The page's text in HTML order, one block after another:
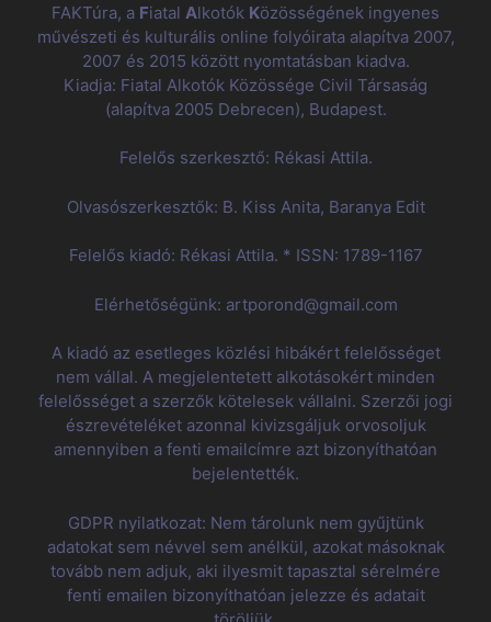
FAKTúra, a Fiatal Alkotók Közösségének ingyenes
művészeti és kulturális online folyóirata alapítva 2007,
2007 és 2015 között nyomtatásban kiadva.
Kiadja: Fiatal Alkotók Közössége Civil Társaság
(alapítva 2005 Debrecen), Budapest.
Felelős szerkesztő: Rékasi Attila.
Olvasószerkesztők: B. Kiss Anita, Baranya Edit
Felelős kiadó: Rékasi Attila. * ISSN: 1789-1167
Elérhetőségünk: artporond@gmail.com
A kiadó az esetleges közlési hibákért felelősséget
nem vállal. A megjelentetett alkotásokért minden
felelősséget a szerzők kötelesek vállalni. Szerzői jogi
észrevételéket azonnal kivizsgáljuk orvosoljuk
amennyiben a fenti emailcímre azt bizonyíthatóan
bejelentették.
GDPR nyilatkozat: Nem tárolunk nem gyűjtünk
adatokat sem névvel sem anélkül, azokat másoknak
tovább nem adjuk, aki ilyesmit tapasztal sérelmére
fenti emailen bizonyíthatóan jelezze és adatait